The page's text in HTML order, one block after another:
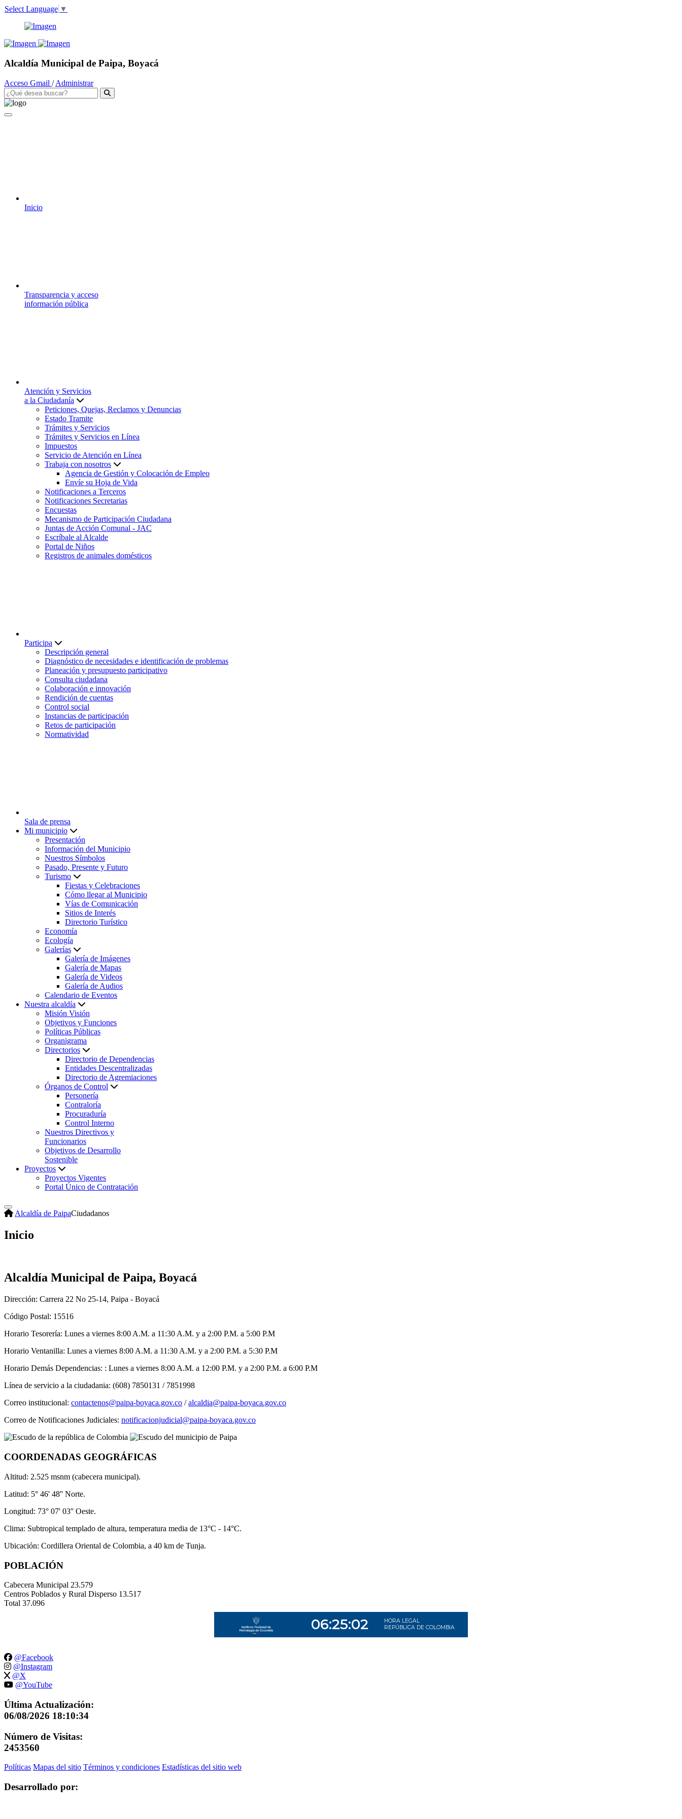
Select Language ▼
Alcaldía Municipal de Paipa, Boyacá
Acceso Gmail /Administrar
Inicio
Transparencia y acceso
información pública
Atención y Servicios
a la Ciudadanía
Peticiones, Quejas, Reclamos y Denuncias
Estado Tramite
Trámites y Servicios
Trámites y Servicios en Línea
Impuestos
Servicio de Atención en Línea
Trabaja con nosotros
Agencia de Gestión y Colocación de Empleo
Envíe su Hoja de Vida
Notificaciones a Terceros
Notificaciones Secretarias
Encuestas
Mecanismo de Participación Ciudadana
Juntas de Acción Comunal - JAC
Escríbale al Alcalde
Portal de Niños
Registros de animales domésticos
Participa
Descripción general
Diagnóstico de necesidades e identificación de problemas
Planeación y presupuesto participativo
Consulta ciudadana
Colaboración e innovación
Rendición de cuentas
Control social
Instancias de participación
Retos de participación
Normatividad
Sala de prensa
Mi municipio
Presentación
Información del Municipio
Nuestros Símbolos
Pasado, Presente y Futuro
Turismo
Fiestas y Celebraciones
Cómo llegar al Municipio
Vías de Comunicación
Sitios de Interés
Directorio Turístico
Economía
Ecología
Galerías
Galería de Imágenes
Galería de Mapas
Galería de Videos
Galería de Audios
Calendario de Eventos
Nuestra alcaldía
Misión Visión
Objetivos y Funciones
Políticas Públicas
Organigrama
Directorios
Directorio de Dependencias
Entidades Descentralizadas
Directorio de Agremiaciones
Órganos de Control
Personería
Contraloría
Procuraduría
Control Interno
Nuestros Directivos y
Funcionarios
Objetivos de Desarrollo
Sostenible
Proyectos
Proyectos Vigentes
Portal Único de Contratación
Alcaldía de PaipaCiudadanos
Inicio
Alcaldía Municipal de Paipa, Boyacá
Dirección: Carrera 22 No 25-14, Paipa - Boyacá
Código Postal: 15516
Horario Tesorería: Lunes a viernes 8:00 A.M. a 11:30 A.M. y a 2:00 P.M. a 5:00 P.M
Horario Ventanilla: Lunes a viernes 8:00 A.M. a 11:30 A.M. y a 2:00 P.M. a 5:30 P.M
Horario Demás Dependencias: : Lunes a viernes 8:00 A.M. a 12:00 P.M. y a 2:00 P.M. a 6:00 P.M
Línea de servicio a la ciudadania: (608) 7850131 / 7851998
Correo institucional: contactenos@paipa-boyaca.gov.co /alcaldia@paipa-boyaca.gov.co
Correo de Notificaciones Judiciales: notificacionjudicial@paipa-boyaca.gov.co
COORDENADAS GEOGRÁFICAS
Altitud: 2.525 msnm (cabecera municipal).
Latitud: 5° 46' 48'' Norte.
Longitud: 73° 07' 03'' Oeste.
Clima: Subtropical templado de altura, temperatura media de 13°C - 14°C.
Ubicación: Cordillera Oriental de Colombia, a 40 km de Tunja.
POBLACIÓN
Cabecera Municipal 23.579
Centros Poblados y Rural Disperso 13.517
Total 37.096
@Facebook
@Instagram
@X
@YouTube
Última Actualización:
06/08/2026 18:10:34
Número de Visitas:
2453560
Políticas Mapas del sitio Términos y condiciones Estadísticas del sitio web
Desarrollado por: